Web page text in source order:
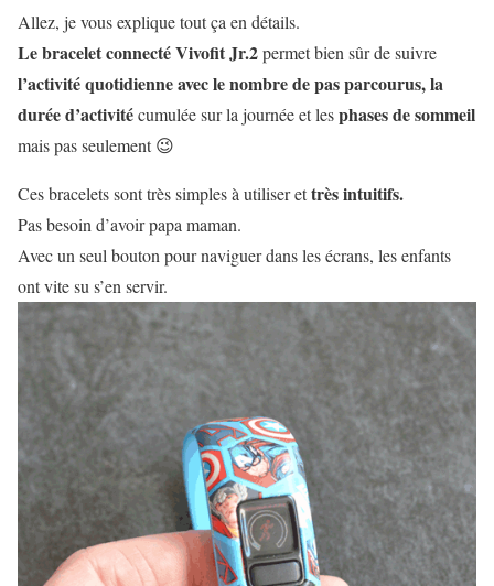
Allez, je vous explique tout ça en détails.
Le bracelet connecté Vivofit Jr.2permet bien sûr de suivre
l’activité quotidienne avec le nombre de pas parcourus, la
durée d’activitécumulée sur la journée et lesphases de sommeil
mais pas seulement 😉
Ces bracelets sont très simples à utiliser ettrès intuitifs.
Pas besoin d’avoir papa maman.
Avec un seul bouton pour naviguer dans les écrans, les enfants
ont vite su s’en servir.